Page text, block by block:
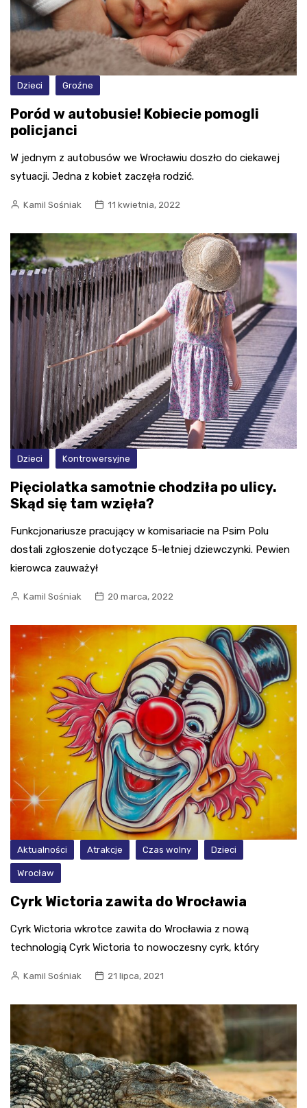
Dzieci Groźne
Poród w autobusie! Kobiecie pomogli
policjanci
W jednym z autobusów we Wrocławiu doszło do ciekawej
sytuacji. Jedna z kobiet zaczęła rodzić.
Kamil Sośniak 11 kwietnia, 2022
Dzieci Kontrowersyjne
Pięciolatka samotnie chodziła po ulicy.
Skąd się tam wzięła?
Funkcjonariusze pracujący w komisariacie na Psim Polu
dostali zgłoszenie dotyczące 5-letniej dziewczynki. Pewien
kierowca zauważył
Kamil Sośniak 20 marca, 2022
Aktualności Atrakcje Czas wolny Dzieci
Wrocław
Cyrk Wictoria zawita do Wrocławia
Cyrk Wictoria wkrotce zawita do Wrocławia z nową
technologią Cyrk Wictoria to nowoczesny cyrk, który
Kamil Sośniak 21 lipca, 2021